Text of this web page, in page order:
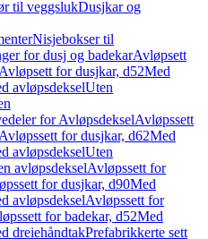
til veggslukDusjkar og
Nisjebokser til
for dusj og badekarAvløpsett
for dusjkar, d52Med
avløpsdekselUten
for AvløpsdekselAvløpssett
for dusjkar, d62Med
avløpsdekselUten
avløpsdekselAvløpssett for
for dusjkar, d90Med
avløpsdekselAvløpssett for
for badekar, d52Med
dreiehåndtakPrefabrikkerte sett